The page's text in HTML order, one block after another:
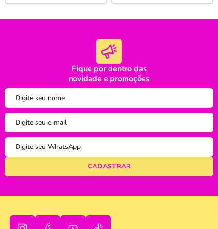
Fique por dentro das
novidade e promoções
tudo bem